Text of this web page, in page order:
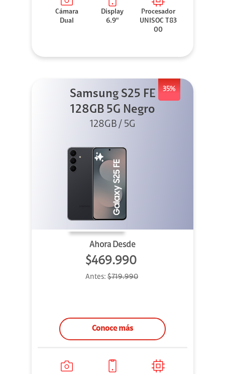
Cámara
Dual
Display
6.9"
Procesador
UNISOC T83
00
35%
Samsung S25 FE
128GB 5G Negro
128GB / 5G
Ahora Desde
$469.990
Antes: $719.990
Conoce más